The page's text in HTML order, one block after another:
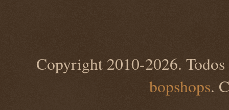
Copyright 2010-2026. Todos
bopshops.